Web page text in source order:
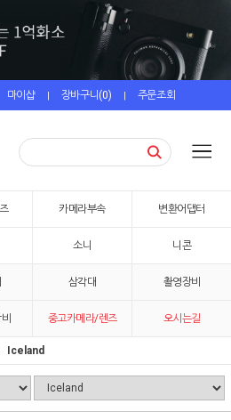
마이샵 | 장바구니(0) | 주문조회
카메라부속 변환어댑터
소니 니콘
삼각대 촬영장비
중고카메라/렌즈 오시는길
Iceland